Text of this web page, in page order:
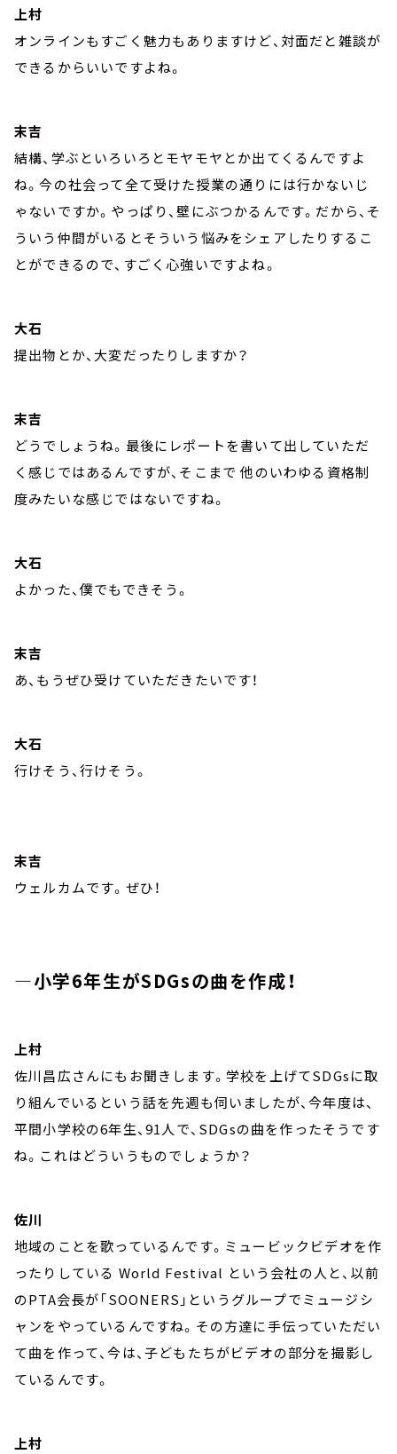
上村
オンラインもすごく魅力もありますけど、対面だと雑談が
できるからいいですよね。
末吉
結構、学ぶといろいろとモヤモヤとか出てくるんですよ
ね。今の社会って全て受けた授業の通りには行かないじ
ゃないですか。やっぱり、壁にぶつかるんです。だから、そ
ういう仲間がいるとそういう悩みをシェアしたりするこ
とができるので、すごく心強いですよね。
大石
提出物とか、大変だったりしますか？
末吉
どうでしょうね。最後にレポートを書いて出していただ
く感じではあるんですが、そこまで 他のいわゆる資格制
度みたいな感じではないですね。
大石
よかった、僕でもできそう。
末吉
あ、もうぜひ受けていただきたいです！
大石
行けそう、行けそう。
末吉
ウェルカムです。ぜひ！
―小学6年生がSDGsの曲を作成！
上村
佐川昌広さんにもお聞きします。学校を上げてSDGsに取
り組んでいるという話を先週も伺いましたが、今年度は、
平間小学校の6年生、91人で、SDGsの曲を作ったそうです
ね。これはどういうものでしょうか？
佐川
地域のことを歌っているんです。ミュービックビデオを作
ったりしている World Festival という会社の人と、以前
のPTA会長が「SOONERS」というグループでミュージシ
ャンをやっているんですね。その方達に手伝っていただい
て曲を作って、今は、子どもたちがビデオの部分を撮影し
ているんです。
上村